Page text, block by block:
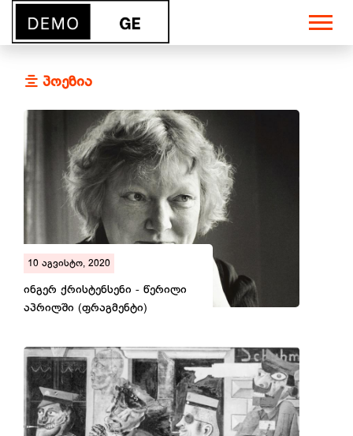
პოეზია
10 აგვისტო, 2020
ინგერ ქრისტენსენი - წერილი
აპრილში (ფრაგმენტი)